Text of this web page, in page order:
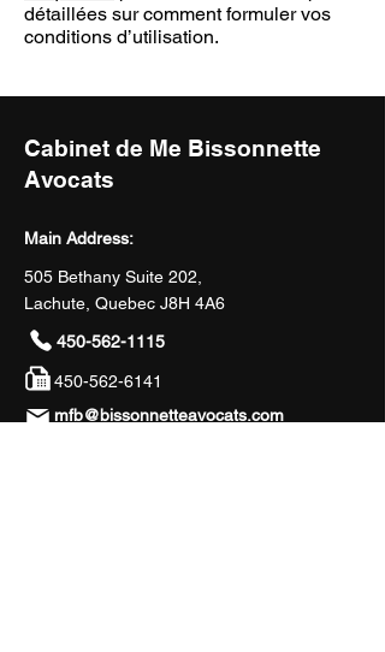
détaillées sur comment formuler vos
conditions d’utilisation.
Cabinet de Me Bissonnette
Avocats
Main Address:
505 Bethany Suite 202,
Lachute, Quebec J8H 4A6
450-562-1115
450-562-6141
mfb@bissonnetteavocats.com